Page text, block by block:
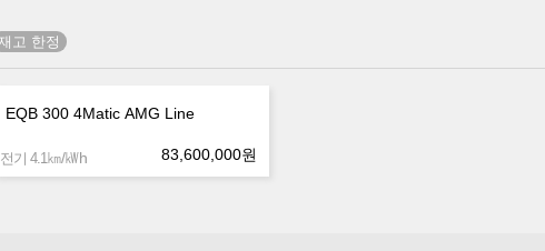
EQB 300 4Matic AMG Line
전기 4.1 ㎞/㎾h 83,600,000원